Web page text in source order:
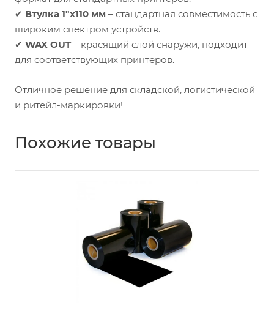
✔ Втулка 1"x110 мм – стандартная совместимость с
широким спектром устройств.
✔ WAX OUT– красящий слой снаружи, подходит
для соответствующих принтеров.
Отличное решение для складской, логистической
и ритейл-маркировки!
Похожие товары